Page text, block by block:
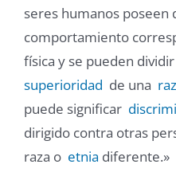
seres humanos poseen
comportamiento
física y se pueden
superioridad de una
puede significar
dirigido contra otras
raza o etnia diferente.»